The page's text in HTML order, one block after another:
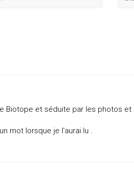
Biotope et séduite par les photos
mot lorsque je l'aurai lu .